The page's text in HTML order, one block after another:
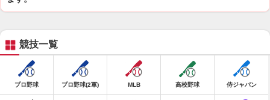
競技一覧
プロ野球 プロ野球(2軍) MLB 高校野球 侍ジャパン